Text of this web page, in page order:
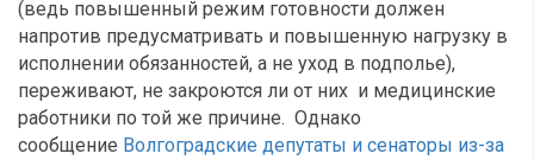
(ведь повышенный режим готовности должен
напротив предусматривать и повышенную нагрузку в
исполнении обязанностей, а не уход в подполье),
переживают, не закроются ли от них и медицинские
работники по той же причине. Однако
сообщение Волгоградские депутаты и сенаторы из-за